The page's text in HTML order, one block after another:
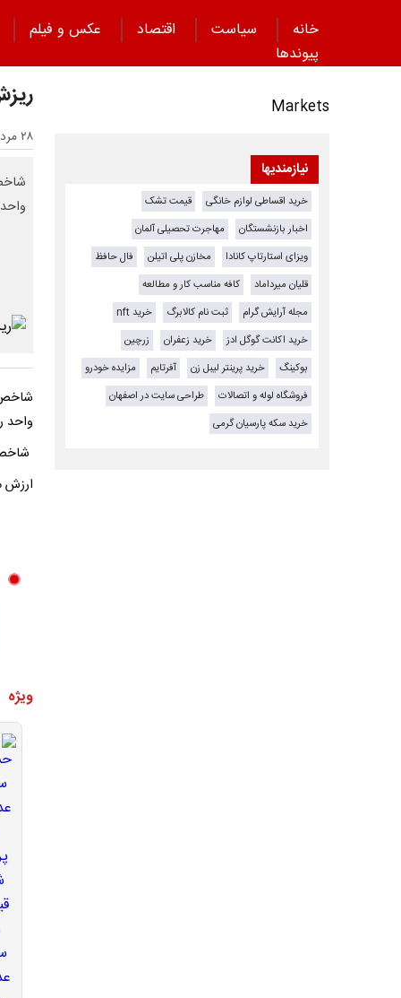
خانه سیاست اقتصاد عکس و فیلم
پیوند‌ها
ریزش ۱۹ هزار
۲۸ مرداد ۱۴۰۴ - ۱۴:۰۱
واحد
ارزش
ویژه
Markets
نیازمندیها
خرید اقساطی لوازم خانگی
قیمت تشک
اخبار بازنشستگان
مهاجرت تحصیلی آلمان
ویزای استارتاپ کانادا
مخازن پلی اتیلن
فال حافظ
قلیان میرداماد
کافه مناسب کار و مطالعه
مجله آرایش گرام
ثبت نام کالابرگ
خرید nft
خرید اکانت گوگل ادز
خرید زعفران
زرچین
بوکینگ
خرید پرینتر لیبل زن آفرتایم
مزایده خودرو
فروشگاه لوله و اتصالات
طراحی سایت در اصفهان
خرید سکه پارسیان گرمی